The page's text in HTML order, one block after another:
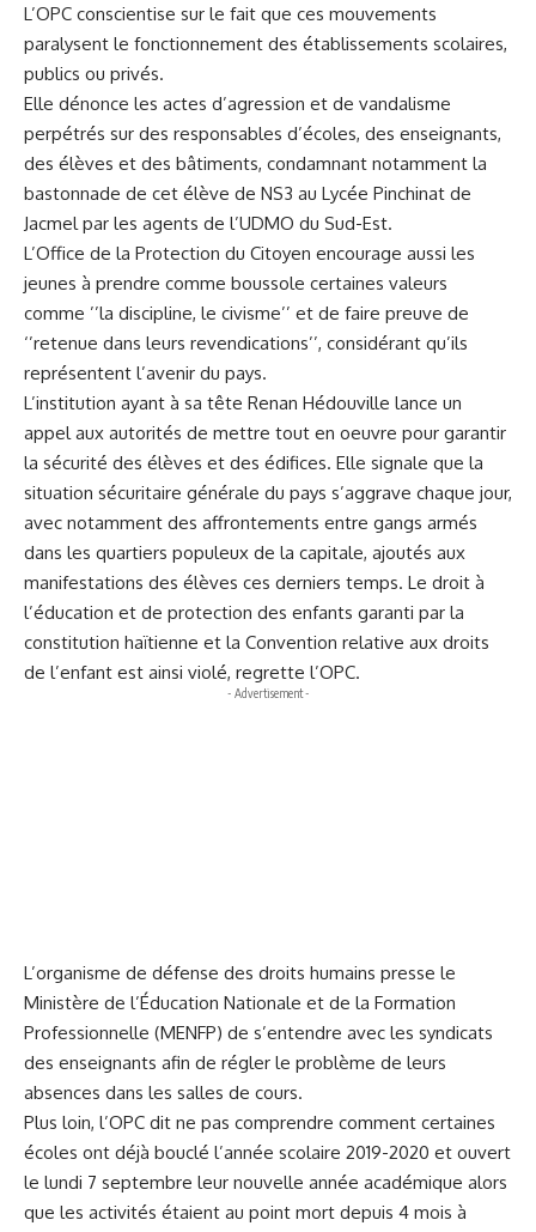
L’OPC conscientise sur le fait que ces mouvements
paralysent le fonctionnement des établissements scolaires,
publics ou privés.
Elle dénonce les actes d’agression et de vandalisme
perpétrés sur des responsables d’écoles, des enseignants,
des élèves et des bâtiments, condamnant notamment la
bastonnade de cet élève de NS3 au Lycée Pinchinat de
Jacmel par les agents de l’UDMO du Sud-Est.
L’Office de la Protection du Citoyen encourage aussi les
jeunes à prendre comme boussole certaines valeurs
comme ’’la discipline, le civisme’’ et de faire preuve de
‘’retenue dans leurs revendications’’, considérant qu’ils
représentent l’avenir du pays.
L’institution ayant à sa tête Renan Hédouville lance un
appel aux autorités de mettre tout en oeuvre pour garantir
la sécurité des élèves et des édifices. Elle signale que la
situation sécuritaire générale du pays s’aggrave chaque jour,
avec notamment des affrontements entre gangs armés
dans les quartiers populeux de la capitale, ajoutés aux
manifestations des élèves ces derniers temps. Le droit à
l’éducation et de protection des enfants garanti par la
constitution haïtienne et la Convention relative aux droits
de l’enfant est ainsi violé, regrette l’OPC.
- Advertisement -
L’organisme de défense des droits humains presse le
Ministère de l’Éducation Nationale et de la Formation
Professionnelle (MENFP) de s’entendre avec les syndicats
des enseignants afin de régler le problème de leurs
absences dans les salles de cours.
Plus loin, l’OPC dit ne pas comprendre comment certaines
écoles ont déjà bouclé l’année scolaire 2019-2020 et ouvert
le lundi 7 septembre leur nouvelle année académique alors
que les activités étaient au point mort depuis 4 mois à